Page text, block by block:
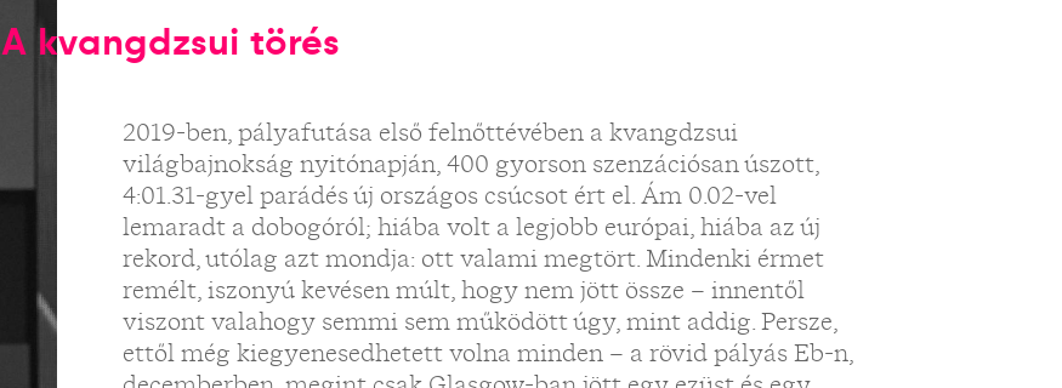
A kvangdzsui törés
2019-ben, pályafutása első felnőttévében a kvangdzsui
világbajnokság nyitónapján, 400 gyorson szenzációsan úszott,
4:01.31-gyel parádés új országos csúcsot ért el. Ám 0.02-vel
lemaradt a dobogóról; hiába volt a legjobb európai, hiába az új
rekord, utólag azt mondja: ott valami megtört. Mindenki érmet
remélt, iszonyú kevésen múlt, hogy nem jött össze – innentől
viszont valahogy semmi sem működött úgy, mint addig. Persze,
ettől még kiegyenesedhetett volna minden – a rövid pályás Eb-n,